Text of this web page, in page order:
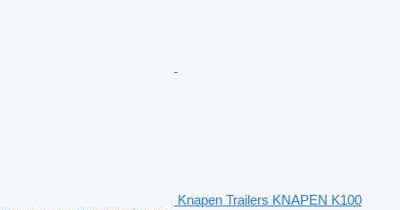
Knapen Trailers KNAPEN K100